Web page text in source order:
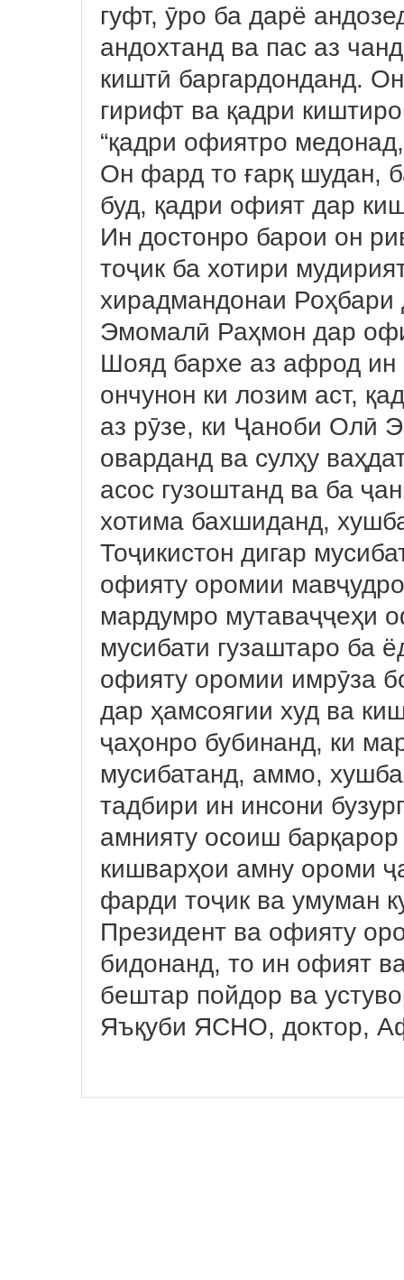
гуфт, ӯро ба дарё
андохтанд ва пас аз
киштӣ баргардонданд.
гирифт ва қадри
“қадри офиятро
Он фард то ғарқ шудан,
буд, қадри офият дар
Ин достонро барои он
тоҷик ба хотири
хирадмандонаи Роҳбари
Эмомалӣ Раҳмон дар
Шояд бархе аз афрод ин
ончунон ки лозим аст,
аз рӯзе, ки Ҷаноби Олӣ
оварданд ва сулҳу
асос гузоштанд ва ба
хотима бахшиданд,
Тоҷикистон дигар
офияту оромии
мардумро мутаваҷҷеҳи
мусибати гузаштаро ба
офияту оромии имрӯза
дар ҳамсоягии худ ва
ҷаҳонро бубинанд, ки
мусибатанд, аммо,
тадбири ин инсони
амнияту осоиш барқарор
кишварҳои амну ороми
фарди тоҷик ва умуман
Президент ва офияту
бидонанд, то ин офият
бештар пойдор ва
Яъқуби ЯСНО, доктор,